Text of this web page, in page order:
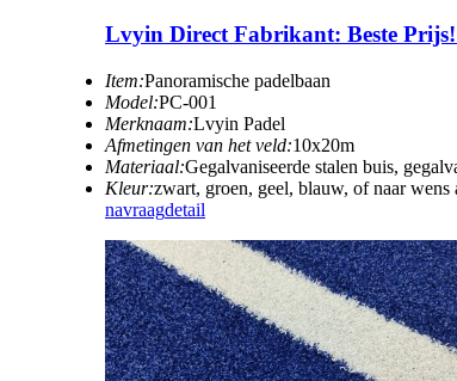
Lvyin Direct Fabrikant: Beste
Item:Panoramische padelbaan
Model:PC-001
Merknaam:Lvyin Padel
Afmetingen van het veld:10x20m
Materiaal:Gegalvaniseerde stalen buis,
Kleur:zwart, groen, geel, blauw, of naar wens
navraagdetail